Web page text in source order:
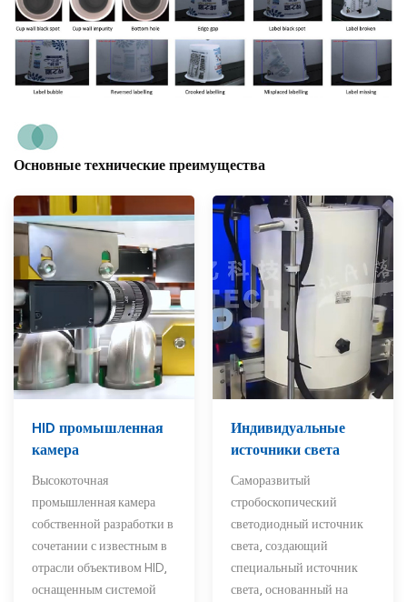
Основные технические преимущества
HID промышленная
камера
Высокоточная
промышленная камера
собственной разработки в
сочетании с известным в
отрасли объективом HID,
оснащенным системой
Индивидуальные
источники света
Саморазвитый
стробоскопический
светодиодный источник
света, создающий
специальный источник
света, основанный на